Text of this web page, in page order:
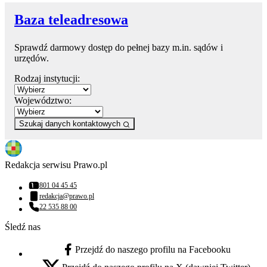
Baza teleadresowa
Sprawdź darmowy dostęp do pełnej bazy m.in. sądów i
urzędów.
Rodzaj instytucji:
Województwo:
Szukaj danych kontaktowych
Redakcja serwisu Prawo.pl
Numer telefonu:
801 04 45 45
Adres email:
redakcja@prawo.pl
Numer telefonu:
22 535 88 00
Śledź nas
facebook - otwiera się w nowej karcie
Przejdź do naszego profilu na Facebooku